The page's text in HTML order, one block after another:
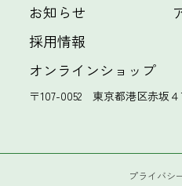
〒107-0052東京都港区赤坂
お知らせ
採用情報
オンラインショップ
プライバシ